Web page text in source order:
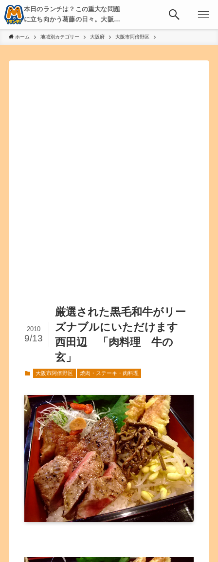
本日のランチは？この重大な問題
に立ち向かう葛藤の日々。大阪・
京都・神戸を中心とした食べ歩
き、飲み歩きを綴る。
ホーム 地域別カテゴリー 大阪府 大阪市阿倍野区
厳選された黒毛和牛がリー
ズナブルにいただけます
西田辺 「肉料理 牛の
玄」
2010
9/13
大阪市阿倍野区 焼肉・ステーキ・肉料理